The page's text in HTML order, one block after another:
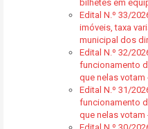
bilhetes em
Edital N.º 33/
imóveis, taxa
municipal dos
Edital N.º 32/
funcionamento
que nelas votam
Edital N.º 31/
funcionamento
que nelas votam